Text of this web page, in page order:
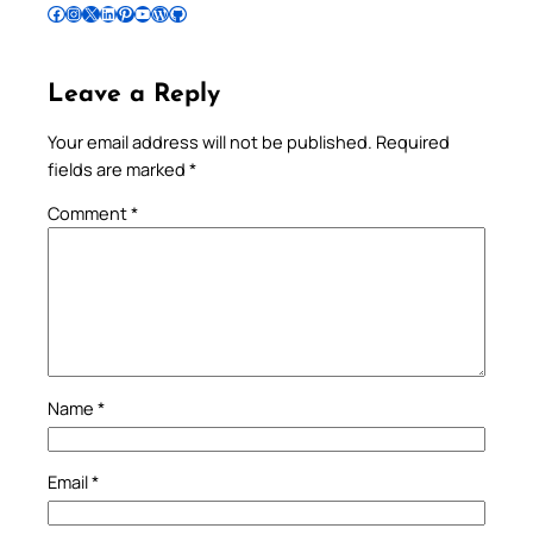
Follow Pradeep on Facebook Follow Pradeep on InstagramFollow Pradeep on X Follow Pradeep on LinkedIn Follow Pradeep on Pinterest Subscribe to Pradeep’s Youtube Channel Follow Pradeep on WordPress Follow Pradeep on GitHub
Leave a Reply
Your email address will not be published. Required
fields are marked *
Comment*
Name *
Email*